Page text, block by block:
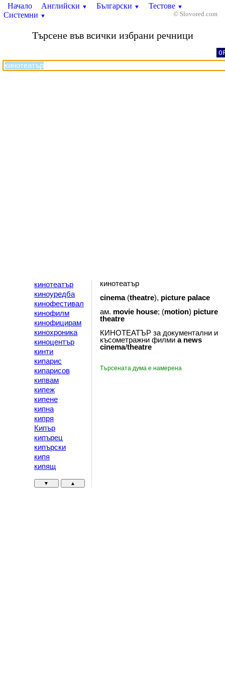
Начало Английски ▼ Български ▼ Тестове ▼
Системни ▼ © Slovored.com
Търсене във всички избрани речници
кинотеатър
киноуредба
кинофестивал
кинофилм
кинофицирам
кинохроника
киноцентър
кинти
кипарис
кипарисов
кипвам
кипеж
кипене
кипна
кипря
Кипър
кипърец
кипърски
кипя
кипящ
▼ ▲
кинотеатър
cinema(theatre), picture palace
ам. movie house; (motion) picture
theatre
КИНОТЕАТЪР за документални и
късометражни филмиa news
cinema/theatre
Търсената дума е намерена